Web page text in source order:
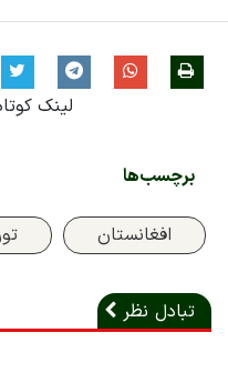
لینک
برچسب‌ها
افغانستان
تبادل نظر